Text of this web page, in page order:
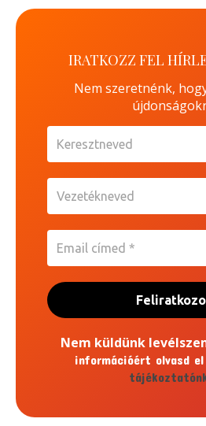
IRATKOZZ FEL
Nem szeretnénk,
Keresztneved
Vezetékneved
Email
címed
Nem küldünk
információért olvasd el